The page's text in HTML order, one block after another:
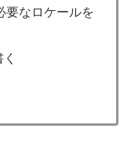
要なロケールを